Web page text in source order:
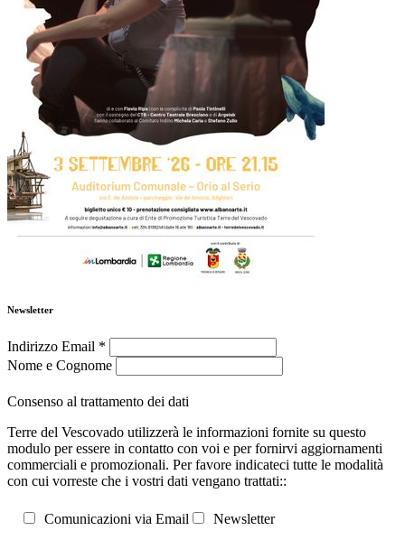
Newsletter
Indirizzo Email *
Nome e Cognome
Consenso al trattamento dei dati
Terre del Vescovado utilizzerà le informazioni fornite su questo
modulo per essere in contatto con voi e per fornirvi aggiornamenti
commerciali e promozionali. Per favore indicateci tutte le modalità
con cui vorreste che i vostri dati vengano trattati::
Comunicazioni via Email
Newsletter